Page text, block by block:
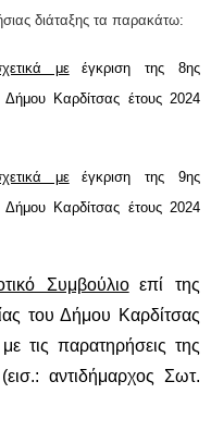
διάταξης τα παρακάτω:
με έγκριση της 8ης
Καρδίτσας έτους 2024
με έγκριση της 9ης
Καρδίτσας έτους 2024
Συμβούλιο επίτης
του Δήμου Καρδίτσας
τις παρατηρήσεις της
(εισ.: αντιδήμαρχος Σωτ.